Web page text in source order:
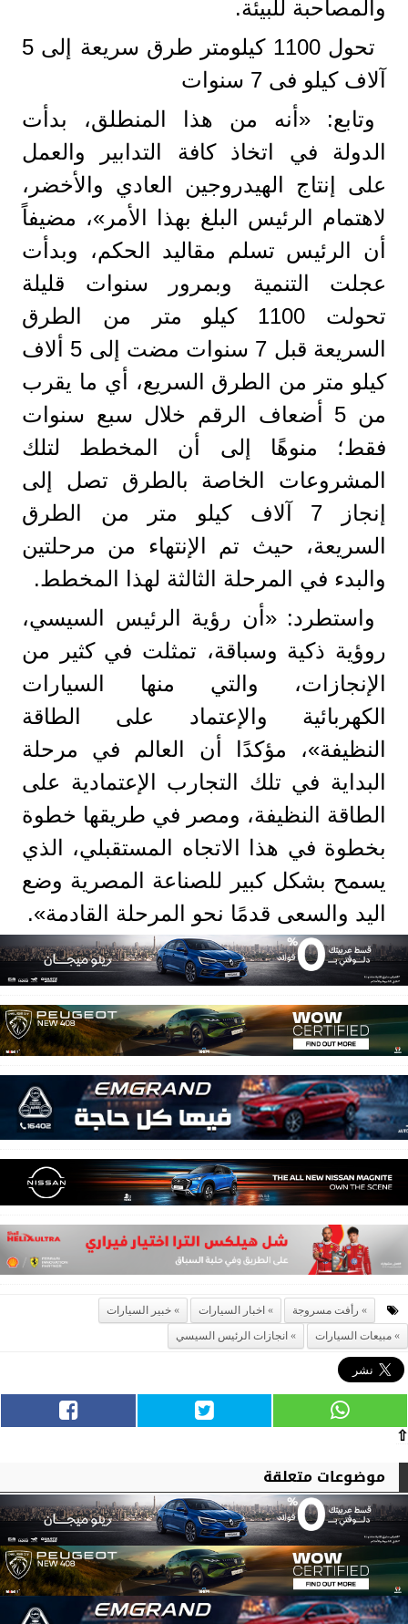
والمصاحبة للبيئة.
تحول 1100 كيلومتر طرق سريعة إلى 5
آلاف كيلو فى 7 سنوات
وتابع: «أنه من هذا المنطلق، بدأت
الدولة في اتخاذ كافة التدابير والعمل
على إنتاج الهيدروجين العادي والأخضر،
لاهتمام الرئيس البلغ بهذا الأمر»، مضيفاً
أن الرئيس تسلم مقاليد الحكم، وبدأت
عجلت التنمية وبمرور سنوات قليلة
تحولت 1100 كيلو متر من الطرق
السريعة قبل 7 سنوات مضت إلى 5 ألاف
كيلو متر من الطرق السريع، أي ما يقرب
من 5 أضعاف الرقم خلال سبع سنوات
فقط؛ منوهًا إلى أن المخطط لتلك
المشروعات الخاصة بالطرق تصل إلى
إنجاز 7 آلاف كيلو متر من الطرق
السريعة، حيث تم الإنتهاء من مرحلتين
والبدء في المرحلة الثالثة لهذا المخطط.
واستطرد: «أن رؤية الرئيس السيسي،
روؤية ذكية وسباقة، تمثلت في كثير من
الإنجازات، والتي منها السيارات
الكهربائية والإعتماد على الطاقة
النظيفة»، مؤكدًا أن العالم في مرحلة
البداية في تلك التجارب الإعتمادية على
الطاقة النظيفة، ومصر في طريقها خطوة
بخطوة في هذا الاتجاه المستقبلي، الذي
يسمح بشكل كبير للصناعة المصرية وضع
اليد والسعى قدمًا نحو المرحلة القادمة».
رأفت مسروجة اخبار السيارات
خبير السيارات
مبيعات السيارات
انجازات الرئيس السيسي
⇧
موضوعات متعلقة